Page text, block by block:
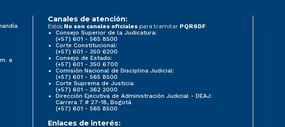
a
Canales de atención:
Estos No son canales oficiales para tramitar PQRSDF
Consejo Superior de la Judicatura:
(+57) 601 - 565 8500
Corte Constitucional:
(+57) 601 - 350 6200
Consejo de Estado:
(+57) 601 - 350 6700
Comisión Nacional de Disciplina Judicial:
(+57) 601 - 565 8500
Corte Suprema de Justicia:
(+57) 601 - 362 2000
Dirección Ejecutiva de Administración Judicial - DEAJ:
Carrera 7 # 27-18, Bogotá
(+57) 601 - 565 8500
Enlaces de interés: